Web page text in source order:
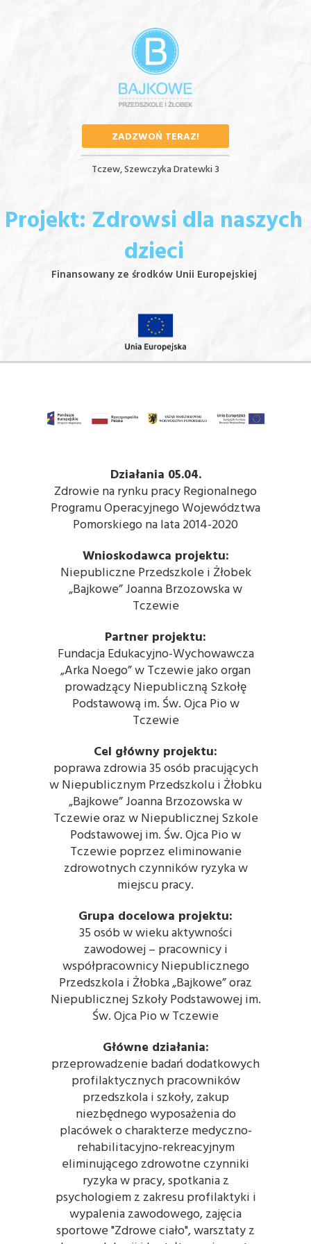
Działania 05.04.
Zdrowie na rynku pracy Regionalnego
Programu Operacyjnego Województwa
Pomorskiego na lata 2014-2020
Wnioskodawca projektu:
Niepubliczne Przedszkole i Żłobek
„Bajkowe” Joanna Brzozowska w
Tczewie
Partner projektu:
Fundacja Edukacyjno-Wychowawcza
„Arka Noego” w Tczewie jako organ
prowadzący Niepubliczną Szkołę
Podstawową im. Św. Ojca Pio w
Tczewie
Cel główny projektu:
poprawa zdrowia 35 osób pracujących
w Niepublicznym Przedszkolu i Żłobku
„Bajkowe” Joanna Brzozowska w
Tczewie oraz w Niepublicznej Szkole
Podstawowej im. Św. Ojca Pio w
Tczewie poprzez eliminowanie
zdrowotnych czynników ryzyka w
miejscu pracy.
Grupa docelowa projektu:
35 osób w wieku aktywności
zawodowej – pracownicy i
współpracownicy Niepublicznego
Przedszkola i Żłobka „Bajkowe” oraz
Niepublicznej Szkoły Podstawowej im.
Św. Ojca Pio w Tczewie
Główne działania:
przeprowadzenie badań dodatkowych
profilaktycznych pracowników
przedszkola i szkoły, zakup
niezbędnego wyposażenia do
placówek o charakterze medyczno-
rehabilitacyjno-rekreacyjnym
eliminującego zdrowotne czynniki
ryzyka w pracy, spotkania z
psychologiem z zakresu profilaktyki i
wypalenia zawodowego, zajęcia
sportowe "Zdrowe ciało", warsztaty z
ZADZWOŃ TERAZ!
Tczew, Szewczyka Dratewki 3
Projekt: Zdrowsi dla naszych
dzieci
Finansowany ze środków Unii Europejskiej